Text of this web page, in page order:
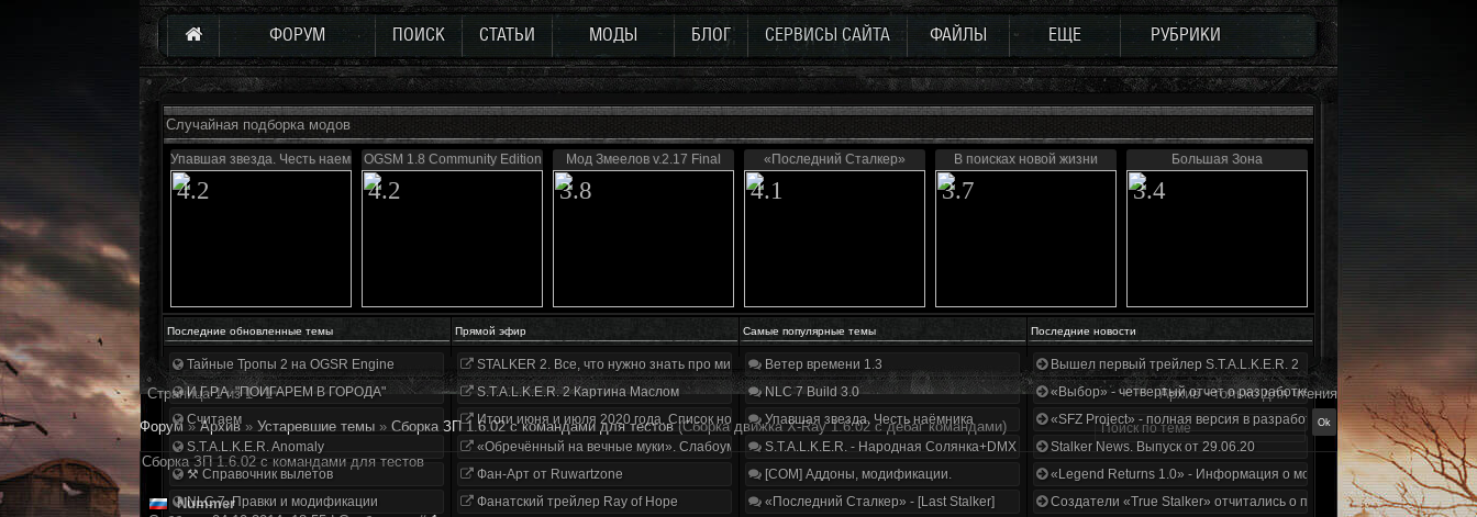
ФОРУМ ПОИСК СТАТЬИ МОДЫ БЛОГ СЕРВИСЫ САЙТА ФАЙЛЫ ЕЩЕ РУБРИКИ
Случайная подборка модов
Упавшая звезда. Честь наемника
4.2
OGSM 1.8 Community Edition
4.2
Мод Змеелов v.2.17 Final
3.8
«Последний Сталкер»
4.1
В поисках новой жизни
3.7
Большая Зона
3.4
Последние обновленные темы Прямой эфир Самые популярные темы Последние новости
Тайные Тропы 2 на OGSR Engine
И.Г.Р.А. "ПОИГАРЕМ В ГОРОДА"
Считаем
S.T.A.L.K.E.R. Anomaly
⚒ Справочник вылетов
NLC 7. Правки и модификации
STALKER 2. Все, что нужно знать про мир, геймплей и сюжет | Разбор трейлера
S.T.A.L.K.E.R. 2 Картина Маслом
Итоги июня и июля 2020 года. Список нововведений
«Обречённый на вечные муки». Слабоумие и отвага
Фан-Арт от Ruwartzone
Фанатский трейлер Ray of Hope
Ветер времени 1.3
NLC 7 Build 3.0
Упавшая звезда. Честь наёмника
S.T.A.L.K.E.R. - Народная Солянка+DMX 1.3.5.ООП.МА.К.
[COM] Аддоны, модификации.
«Последний Сталкер» - [Last Stalker]
Вышел первый трейлер S.T.A.L.K.E.R. 2
«Выбор» - четвертый отчет о разработке!
«SFZ Project» - полная версия в разработке!
Stalker News. Выпуск от 29.06.20
«Legend Returns 1.0» - Информация о моде за июнь 2020
Создатели «True Stalker» отчитались о проделанной работе
Страница1из1 1
Архив - только для чтения
Форум » Архив » Устаревшие темы » Сборка ЗП 1.6.02 с командами для тестов (Сборка движка X-Ray 1.6.02 с дебаг командами)
Сборка ЗП 1.6.02 с командами для тестов
Nummer